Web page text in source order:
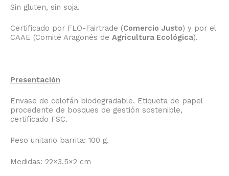
Sin gluten, sin soja.
Certificado por FLO-Fairtrade (Comercio Justo) y por el
CAAE (Comité Aragonés de Agricultura Ecológica).
Presentación
Envase de celofán biodegradable. Etiqueta de papel
procedente de bosques de gestión sostenible,
certificado FSC.
Peso unitario barrita: 100 g.
Medidas: 22×3.5×2 cm